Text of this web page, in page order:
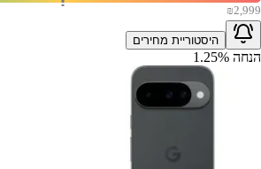
₪2,999
היסטוריית מחירים
הנחה 1.25%